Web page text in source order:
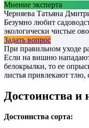
Мнение эксперта
Черняева Татьяна
Безумно любит
экологически чистые
Задать вопрос
При правильном уходе
Если на вишню
белокрылки, то ее
листья привлекают тлю,
Достоинства и
Достоинства сорта: